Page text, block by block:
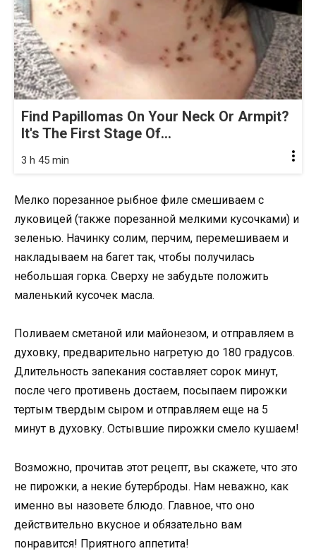
Find Papillomas On Your Neck Or Armpit?
It's The First Stage Of...
3 h 45 min
Мелко порезанное рыбное филе смешиваем с
луковицей (также порезанной мелкими кусочками) и
зеленью. Начинку солим, перчим, перемешиваем и
накладываем на багет так, чтобы получилась
небольшая горка. Сверху не забудьте положить
маленький кусочек масла.
Поливаем сметаной или майонезом, и отправляем в
духовку, предварительно нагретую до 180 градусов.
Длительность запекания составляет сорок минут,
после чего противень достаем, посыпаем пирожки
тертым твердым сыром и отправляем еще на 5
минут в духовку. Остывшие пирожки смело кушаем!
Возможно, прочитав этот рецепт, вы скажете, что это
не пирожки, а некие бутерброды. Нам неважно, как
именно вы назовете блюдо. Главное, что оно
действительно вкусное и обязательно вам
понравится! Приятного аппетита!